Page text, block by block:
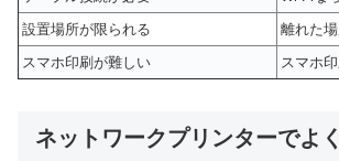
設置場所が限られる
離れた
スマホ印刷が難しい
スマホ
ネットワークプリンターでよ